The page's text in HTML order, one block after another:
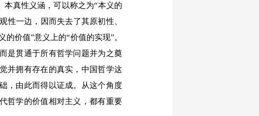
本真性义涵，可以称之为“本义的
性一边，因而失去了其原初性、
价值”意义上的“价值的实现”。
是贯通于所有哲学问题并为之奠
并拥有存在的真实，中国哲学这
，由此而得以证成。从这个角度
哲学的价值相对主义，都有重要